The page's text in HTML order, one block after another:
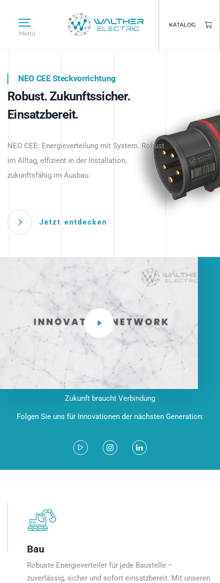
Menü
KATALOG
Intelligente Stromverteilung
beginnt hier.
NEO CEE Steckvorrichtung
Robust. Zukunftssicher.
Einsatzbereit.
NEO CEE: Energieverteilung mit System. Robust
im Alltag, effizient in der Installation,
zukunftsfähig im Ausbau.
Jetzt entdecken
Intelligenz trifft Energie.
Anwendungen – robust, IP-geschützt und
zukunftsfähig.
Zukunft braucht Verbindung
Folgen Sie uns für Innovationen der nächsten Generation:
Bau
Robuste Energieverteiler für jede Baustelle –
zuverlässig, sicher und sofort einsatzbereit. Mit unseren